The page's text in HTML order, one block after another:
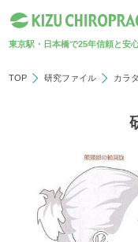
東京駅・日本橋で25年信頼と安
TOP 研究ファイル カラ